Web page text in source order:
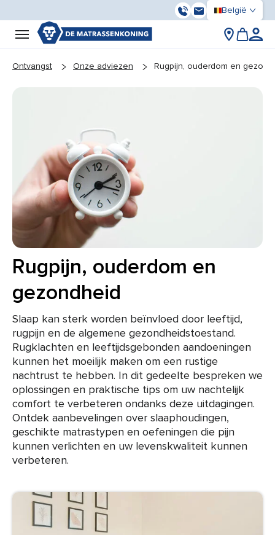
056 93 01 17
Ons België
Ontvangst Onze adviezen Rugpijn, ouderdom en
Rugpijn, ouderdom en
gezondheid
Slaap kan sterk worden beïnvloed door leeftijd,
rugpijn en de algemene gezondheidstoestand.
Rugklachten en leeftijdsgebonden aandoeningen
kunnen het moeilijk maken om een rustige
nachtrust te hebben. In dit gedeelte bespreken we
oplossingen en praktische tips om uw nachtelijk
comfort te verbeteren ondanks deze uitdagingen.
Ontdek aanbevelingen over slaaphoudingen,
geschikte matrastypen en oefeningen die pijn
kunnen verlichten en uw levenskwaliteit kunnen
verbeteren.